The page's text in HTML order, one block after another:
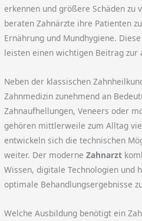
erkennen und größere Schäden zu
beraten Zahnärzte ihre Patienten
Ernährung und Mundhygiene.
leisten einen wichtigen Beitrag zur
Neben der klassischen
Zahnmedizin zunehmend an
Zahnaufhellungen, Veneers oder
gehören mittlerweile zum Alltag
entwickeln sich die technischen
weiter. Der moderneZahnarzt
Wissen, digitale Technologien und
optimale Behandlungsergebnisse
Welche Ausbildung benötigt ein